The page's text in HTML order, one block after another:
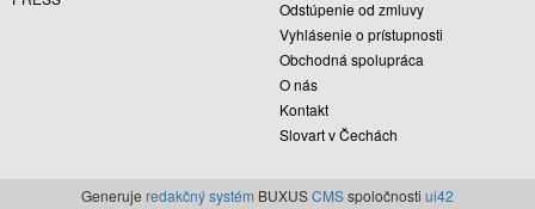
Odstúpenie od zmluvy
Vyhlásenie o prístupnosti
Obchodná spolupráca
O nás
Kontakt
Slovart v Čechách
Generuje redakčný systém BUXUSCMSspoločnosti ui42